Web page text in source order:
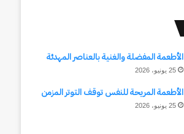
الأطعمة المفضلة والغنية بالعناصر المهدئة
25 يونيو، 2026
الأطعمة المريحة للنفس توقف التوتر المزمن
25 يونيو، 2026